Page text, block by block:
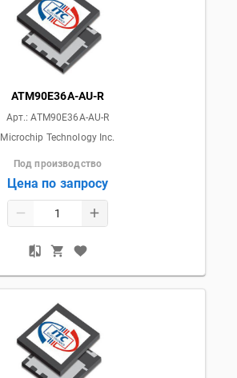
ATM90E36A-AU-R
Арт.:ATM90E36A-AU-R
Microchip Technology Inc.
Под производство
Цена по запросу